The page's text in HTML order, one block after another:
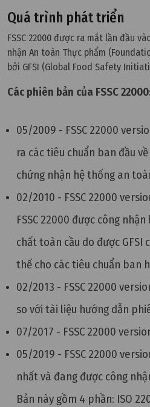
Quá trình phát triển
FSSC 22000 được ra mắt lần đầu
nhận An toàn Thực phẩm
bởi GFSI (Global Food Safety
Các phiên bản của FSSC
05/2009 - FSSC 22000
ra các tiêu chuẩn ban đầu
chứng nhận hệ thống an
02/2010 - FSSC 22000
FSSC 22000 được công
chất toàn cầu do được
thế cho các tiêu chuẩn ban
02/2013 - FSSC 22000
so với tài liệu hướng dẫn
07/2017 - FSSC 22000
05/2019 - FSSC 22000
nhất và đang được công
Bản này gồm 4 phần: ISO